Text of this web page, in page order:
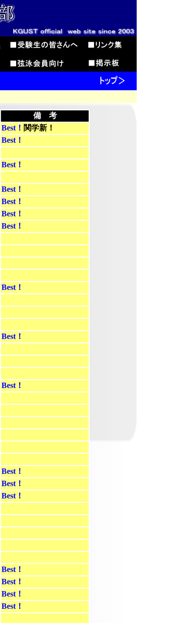
備 考
Best！ 関学新！
Best！
Best！
Best！
Best！
Best！
Best！
Best！
Best！
Best！
Best！
Best！
Best！
Best！
Best！
Best！
Best！